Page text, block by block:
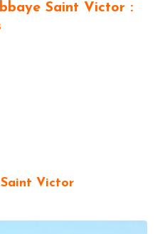
Saint Victor :
Saint Victor